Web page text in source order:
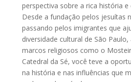
perspectiva sobre a rica história e
Desde a fundação pelos jesuítas
passando pelos imigrantes que
diversidade cultural de São
marcos religiosos como o
Catedral da Sé, você teve a
na história e nas influências que